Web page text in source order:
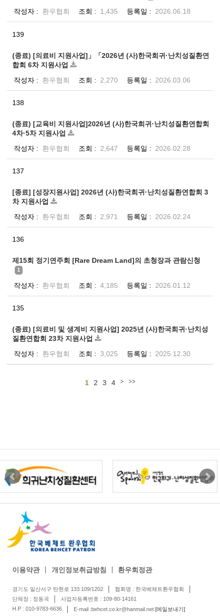
작성자 환우협회 조회 1,435 등록일 2026.06.18
139
(종료) [의료비 지원사업]」「2026년 (사)한국희귀·난치성질환연
합회 6차 지원사업
작성자
환우협회 조회 2,270 등록일 2026.03.06
138
(종료) [교육비 지원사업]2026년 (사)한국희귀·난치성질환연합회
4차·5차 지원사업
작성자
환우협회 조회 2,647 등록일 2026.02.28
137
[종료] [성장지원사업] 2026년 (사)한국희귀·난치성질환연합회 3
차 지원사업
작성자
환우협회 조회 2,971 등록일 2026.02.24
136
제15회 정기연주회 [Rare Dream Land]의 초청장과 관람신청
1
작성자 환우협회 조회 4,185 등록일 2026.01.12
135
(종료) [의료비 및 생계비 지원사업] 2025년 (사)한국희귀·난치성
질환연합회 23차 지원사업
작성자
환우협회 조회 3,025 등록일 2025.12.30
1 2 3 4
이용약관 개인정보취급방침 환우회정관
경기도 일산서구 탄현로 133 109/1202
협회명 : 한국베체트환우협회
단체장 : 정동국
사업자등록번호 : 109-80-14161
H.P : 010-9783-6636
E-mail :behcet.co.kr@hanmail.net [메일보내기]